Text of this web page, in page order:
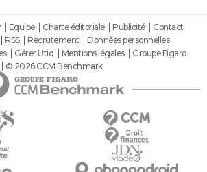
Equipe Charte éditoriale Publicité
Contact
RSS Recrutement
Données personnelles
Gérer Utiq Mentions légales
Groupe Figaro
© 2026 CCM Benchmark